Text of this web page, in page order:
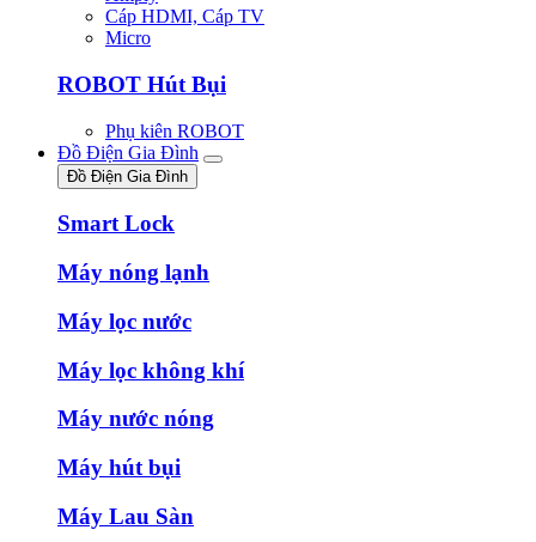
Cáp HDMI, Cáp TV
Micro
ROBOT Hút Bụi
Phụ kiên ROBOT
Đồ Điện Gia Đình
Đồ Điện Gia Đình
Smart Lock
Máy nóng lạnh
Máy lọc nước
Máy lọc không khí
Máy nước nóng
Máy hút bụi
Máy Lau Sàn